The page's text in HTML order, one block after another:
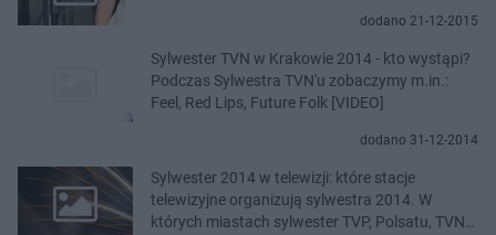
dodano 21-12-2015
Sylwester TVN w Krakowie 2014 - kto wystąpi?
Podczas Sylwestra TVN'u zobaczymy m.in.:
Feel, Red Lips, Future Folk [VIDEO]
dodano 31-12-2014
Sylwester 2014 w telewizji: które stacje
telewizyjne organizują sylwestra 2014. W
których miastach sylwester TVP, Polsatu, TVN?